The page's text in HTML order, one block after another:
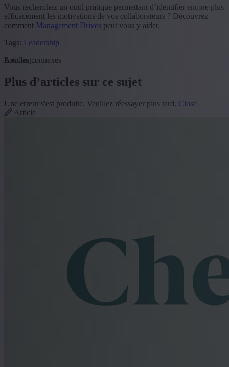
Vous recherchez un outil pratique permettant d’identifier encore plus
efficacement les motivations de vos collaborateurs ? Découvrez
comment Management Drives peut vous y aider.
Tags: Leadership
Loading...
Articles connexes
Plus d’articles sur ce sujet
Une erreur s'est produite. Veuillez réessayer plus tard. Close
Article